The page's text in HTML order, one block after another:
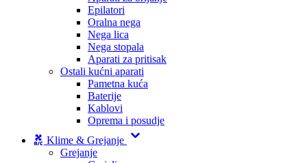
Epilatori
Oralna nega
Nega lica
Nega stopala
Aparati za pritisak
Ostali kućni aparati
Pametna kuća
Baterije
Kablovi
Oprema i posudje
Klime & Grejanje
Grejanje